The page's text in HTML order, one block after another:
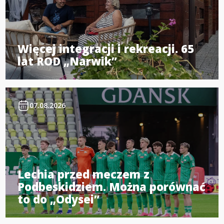
Więcej integracji i rekreacji. 65
lat ROD „Narwik”
07.08.2026
Lechia przed meczem z
Podbeskidziem. Można porównać
to do „Odysei”